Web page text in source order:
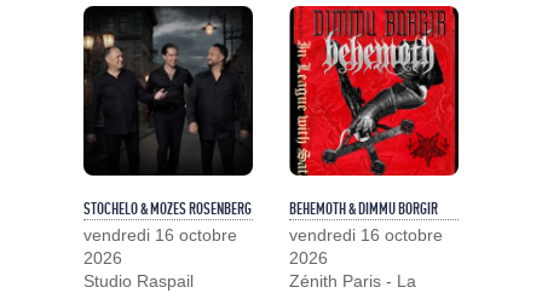
STOCHELO & MOZES ROSENBERG
vendredi 16 octobre
2026
Studio Raspail
BEHEMOTH & DIMMU BORGIR
vendredi 16 octobre
2026
Zénith Paris - La